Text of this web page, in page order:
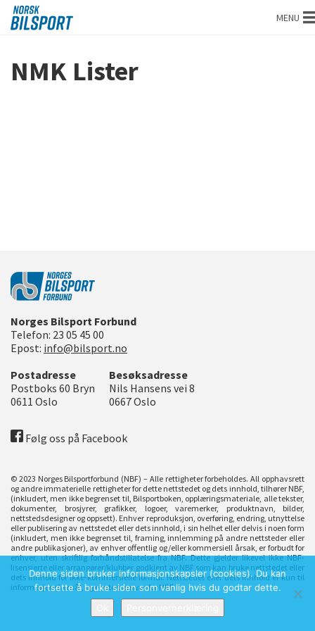
Norsk
bilsport MENU
NMK Lister
Norges Bilsport Forbund
Telefon: 23 05 45 00
Epost: info@bilsport.no
Postadresse
Postboks 60 Bryn
0611 Oslo
Besøksadresse
Nils Hansens vei 8
0667Oslo
Følg oss på Facebook
© 2023 Norges Bilsportforbund (NBF) – Alle rettigheter forbeholdes. All opphavsrett
og andre immaterielle rettigheter for dette nettstedet og dets innhold, tilhører NBF,
(inkludert, men ikke begrenset til, Bilsportboken, opplæringsmateriale, alle tekster,
dokumenter, brosjyrer, grafikker, logoer, varemerker, produktnavn, bilder,
nettstedsdesigner og oppsett). Enhver reproduksjon, overføring, endring, utnyttelse
eller publisering av nettstedet eller dets innhold, i sin helhet eller delvis i noen form
(inkludert, men ikke begrenset til, framing, innlemming på andre nettsteder eller
andre publikasjoner), av enhver offentlig og/eller kommersiell årsak, er forbudt for
enhver, uten skriftlig forhåndstillatelse fra NBF. Dette gjelder likevel ikke NBF-
lisensierte eller arrangører/klubber godkjent av NBF som kan bruke nettstedet eller
dets innhold for ikke-kommersielle formål. Nettstedet eller dets innhold er kun til
informasjonsformål, og er uten ansvar for NBF.
Denne siden bruker informasjonskapsler (cookies). Du kan
fortsette å bruke siden som vanlig hvis du godtar dette.